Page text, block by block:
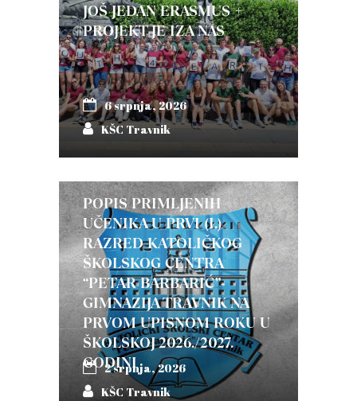
JOŠ JEDAN ERASMUS +
PROJEKT JE IZA NAS
6 srpnja, 2026
KŠC Travnik
POPIS PRIMLJENIH
UČENIKA U PRVI (I.)
RAZRED KATOLIČKOG
ŠKOLSKOG CENTRA
“PETAR BARBARIĆ”-
GIMNAZIJA TRAVNIK NA
PRVOM UPISNOM ROKU U
ŠKOLSKOJ 2026./2027.
GODINI
2 srpnja, 2026
KŠC Travnik